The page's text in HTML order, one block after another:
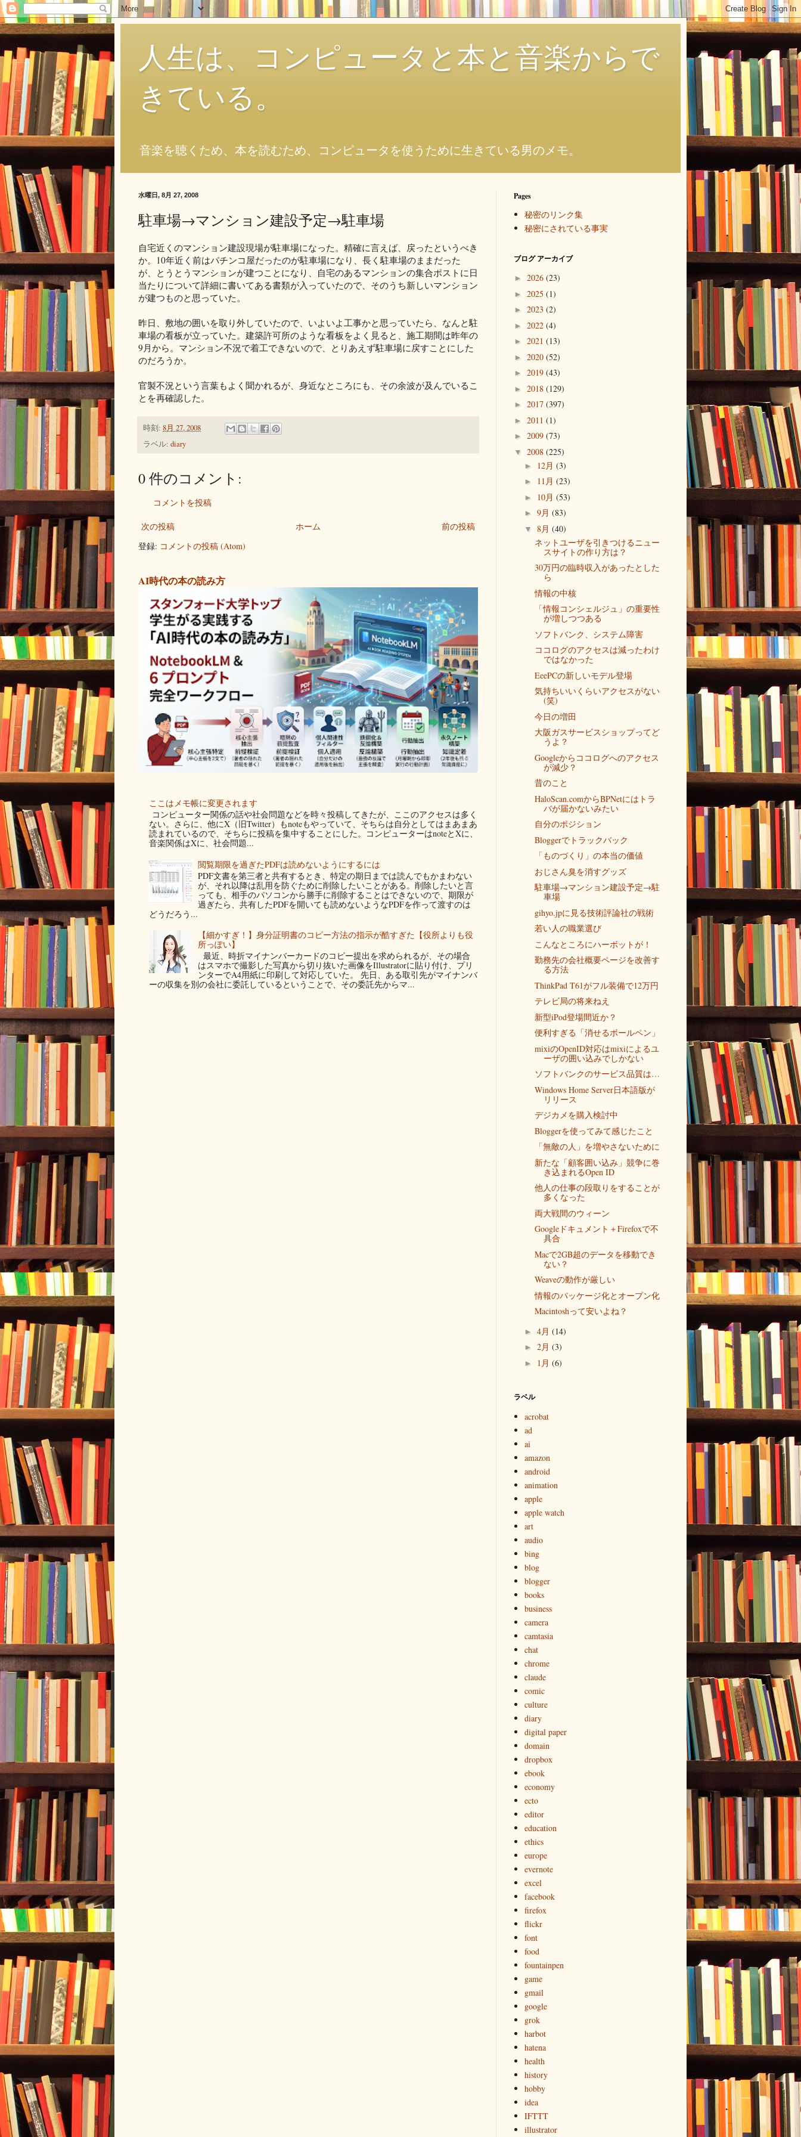
人生は、コンピュータと本と音楽からで
きている。
音楽を聴くため、本を読むため、コンピュータを使うために生きている男のメモ。
水曜日, 8月 27, 2008
駐車場→マンション建設予定→駐車場
自宅近くのマンション建設現場が駐車場になった。精確に言えば、戻ったというべき
か。10年近く前はパチンコ屋だったのが駐車場になり、長く駐車場のままだった
が、とうとうマンションが建つことになり、自宅のあるマンションの集合ポストに日
当たりについて詳細に書いてある書類が入っていたので、そのうち新しいマンション
が建つものと思っていた。
昨日、敷地の囲いを取り外していたので、 いよいよ工事かと思っていたら、 なんと駐
車場の看板が立っていた。 建築許可所のような看板をよく見ると、 施工期間は昨年の
9月から。マンション不況で着工できないので、 とりあえず駐車場に戻すことにした
のだろうか。
官製不況という言葉もよく聞かれるが、身近なところにも、 その余波が及んでいるこ
とを再確認した。
時刻: 8月 27, 2008
ラベル: diary
0 件のコメント:
コメントを投稿
次の投稿 前の投稿
ホーム
登録: コメントの投稿 (Atom)
AI時代の本の読み方
ここはメモ帳に変更されます
コンピューター関係の話や社会問題などを時々投稿してきたが、ここのアクセスは多く
ない。さらに、他にX（旧Twitter）もnoteもやっていて、そちらは自分としてはまあまあ
読まれているので、そちらに投稿を集中することにした。コンピューターはnoteとXに、
音楽関係はXに、社会問題...
閲覧期限を過ぎたPDFは読めないようにするには
PDF文書を第三者と共有するとき、特定の期日までは読んでもかまわない
が、それ以降は乱用を防ぐために削除したいことがある。削除したいと言
っても、相手のパソコンから勝手に削除することはできないので、期限が
過ぎたら、共有したPDFを開いても読めないようなPDFを作って渡すのは
どうだろう...
【細かすぎ！】身分証明書のコピー方法の指示が酷すぎた【役所よりも役
所っぽい】
最近、時折マイナンバーカードのコピー提出を求められるが、その場合
はスマホで撮影した写真から切り抜いた画像をIllustratorに貼り付け、プリ
ンターでA4用紙に印刷して対応していた。 先日、ある取引先がマイナンバ
ーの収集を別の会社に委託しているということで、その委託先からマ...
Pages
秘密のリンク集
秘密にされている事実
ブログ アーカイブ
► 2026 (23)
► 2025 (1)
► 2023 (2)
► 2022 (4)
► 2021 (13)
► 2020 (52)
► 2019 (43)
► 2018 (129)
► 2017 (397)
► 2011 (1)
► 2009 (73)
▼ 2008 (225)
► 12月 (3)
► 11月 (23)
► 10月 (53)
► 9月 (83)
▼ 8月 (40)
ネットユーザを引きつけるニュー
スサイトの作り方は？
30万円の臨時収入があったとした
ら
情報の中核
「情報コンシェルジュ」の重要性
が増しつつある
ソフトバンク、システム障害
ココログのアクセスは減ったわけ
ではなかった
EeePCの新しいモデル登場
気持ちいいくらいアクセスがない
(笑)
今日の増田
大阪ガスサービスショップってど
うよ？
Googleからココログへのアクセス
が減少？
昔のこと
HaloScan.comからBPNetにはトラ
バが届かないみたい
自分のポジション
Bloggerでトラックバック
「ものづくり」の本当の価値
おじさん臭を消すグッズ
駐車場→マンション建設予定→駐
車場
gihyo.jpに見る技術評論社の戦術
若い人の職業選び
こんなところにハーボットが！
勤務先の会社概要ページを改善す
る方法
ThinkPad T61がフル装備で12万円
テレビ局の将来ねえ
新型iPod登場間近か？
便利すぎる「消せるボールペン」
mixiのOpenID対応はmixiによるユ
ーザの囲い込みでしかない
ソフトバンクのサービス品質は…
Windows Home Server日本語版が
リリース
デジカメを購入検討中
Bloggerを使ってみて感じたこと
「無敵の人」を増やさないために
新たな「顧客囲い込み」競争に巻
き込まれるOpen ID
他人の仕事の段取りをすることが
多くなった
両大戦間のウィーン
Googleドキュメント＋Firefoxで不
具合
Macで2GB超のデータを移動でき
ない？
Weaveの動作が厳しい
情報のパッケージ化とオープン化
Macintoshって安いよね？
► 4月 (14)
► 2月 (3)
► 1月 (6)
ラベル
acrobat
ad
ai
amazon
android
animation
apple
apple watch
art
audio
bing
blog
blogger
books
business
camera
camtasia
chat
chrome
claude
comic
culture
diary
digital paper
domain
dropbox
ebook
economy
ecto
editor
education
ethics
europe
evernote
excel
facebook
firefox
flickr
font
food
fountainpen
game
gmail
google
grok
harbot
hatena
health
history
hobby
idea
IFTTT
illustrator